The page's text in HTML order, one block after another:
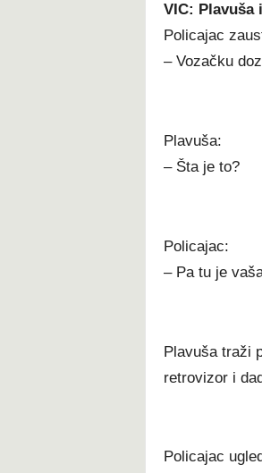
VIC: Plavuša
Policajac
– Vozačku
Plavuša:
– Šta je to?
Policajac:
– Pa tu je
Plavuša traži
retrovizor i
Policajac